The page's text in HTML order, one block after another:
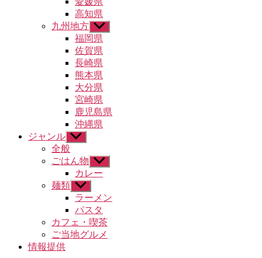
ュ
ー
を
表
示
高知県
九州地方 サ
ブ
メ
ニ
ュ
ー
を
表
示
福岡県
佐賀県
長崎県
熊本県
大分県
宮崎県
鹿児島県
沖縄県
ジャンル サ
ブ
メ
ュ
ー
を
表
示
全般
ごはん物 サ
ブ
ニ
ュ
ー
を
表
カレー
麺類 サ
ブ
メ
ュ
ー
ラーメン
パスタ
カフェ・喫茶
ご当地グルメ
情報提供